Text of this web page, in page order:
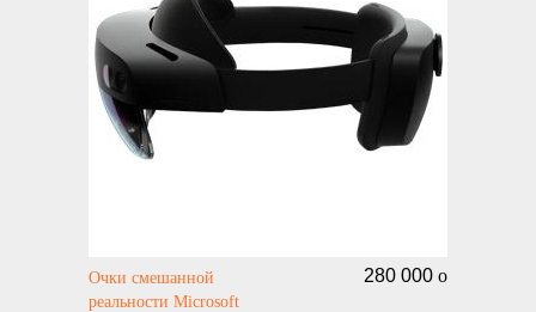
Очки смешанной
реальности Microsoft
280 000 o